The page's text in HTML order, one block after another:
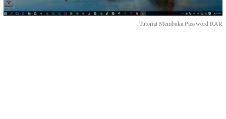
Tutorial Membuka Password RAR